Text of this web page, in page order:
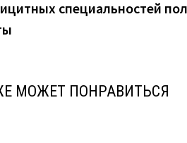
запись:
специальностей
МОЖЕТ ПОНРАВИТЬСЯ